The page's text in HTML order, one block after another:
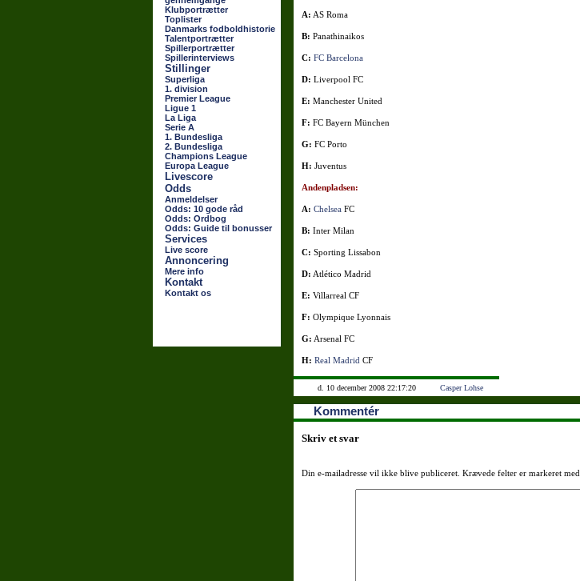
Klubportrætter
Toplister
Danmarks fodboldhistorie
Talentportrætter
Spillerportrætter
Spillerinterviews
Stillinger
Superliga
1. division
Premier League
Ligue 1
La Liga
Serie A
1. Bundesliga
2. Bundesliga
Champions League
Europa League
Livescore
Odds
Anmeldelser
Odds: 10 gode råd
Odds: Ordbog
Odds: Guide til bonusser
Services
Live score
Annoncering
Mere info
Kontakt
Kontakt os
A: AS Roma
B: Panathinaikos
C: FC Barcelona
D: Liverpool FC
E: Manchester United
F: FC Bayern München
G: FC Porto
H: Juventus
Andenpladsen:
A: Chelsea FC
B: Inter Milan
C: Sporting Lissabon
D: Atlético Madrid
E: Villarreal CF
F: Olympique Lyonnais
G: Arsenal FC
H: Real Madrid CF
d. 10 december 2008 22:17:20 Casper Lohse
Kommentér
Skriv et svar
Din e-mailadresse vil ikke blive publiceret. Krævede felter er markeret med